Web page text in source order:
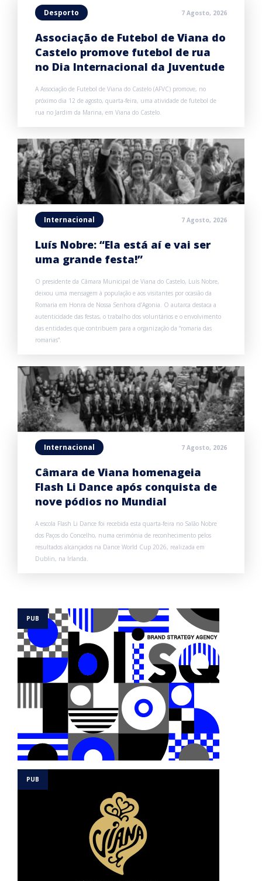
Desporto 7 Agosto, 2026
Associação de Futebol de Viana do
Castelo promove futebol de rua
no Dia Internacional da Juventude
A Associação de Futebol de Viana do Castelo (AFVC) promove, no
próximo dia 12 de agosto, quarta-feira, uma atividade de futebol de
rua no Jardim da Marina, em Viana do Castelo.
Internacional 7 Agosto, 2026
Luís Nobre: “Ela está aí e vai ser
uma grande festa!”
O presidente da Câmara Municipal de Viana do Castelo, Luís Nobre,
deixou uma mensagem à população e aos visitantes por ocasião da
Romaria em Honra de Nossa Senhora d’Agonia. O autarca destaca a
autenticidade das festas, o trabalho dos voluntários e o envolvimento
das entidades que contribuem para a organização da “romaria das
romarias”.
Internacional 7 Agosto, 2026
Câmara de Viana homenageia
Flash Li Dance após conquista de
nove pódios no Mundial
A escola Flash Li Dance foi recebida esta quarta-feira no Salão Nobre
dos Paços do Concelho, numa cerimónia de reconhecimento pelos
resultados alcançados na Dance World Cup 2026, realizada em
Dublin, na Irlanda.